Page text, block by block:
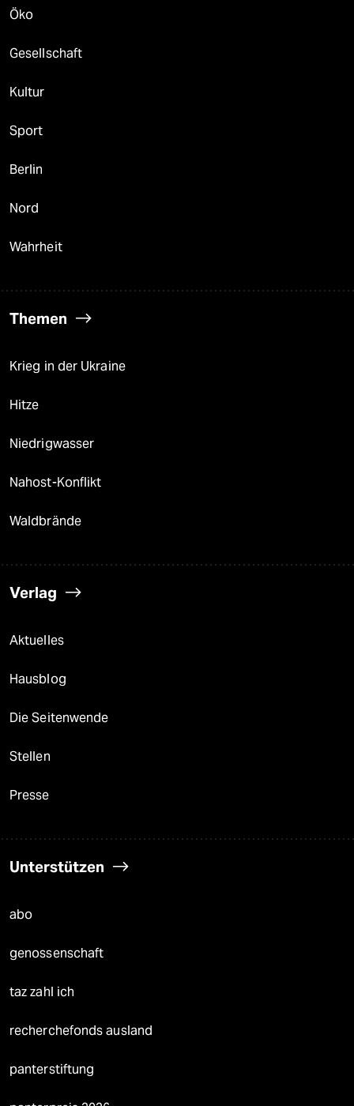
Öko
Gesellschaft
Kultur
Sport
Berlin
Nord
Wahrheit
Themen
Krieg in der Ukraine
Hitze
Niedrigwasser
Nahost-Konflikt
Waldbrände
Verlag
Aktuelles
Hausblog
Die Seitenwende
Stellen
Presse
Unterstützen
abo
genossenschaft
taz zahl ich
recherchefonds ausland
panterstiftung